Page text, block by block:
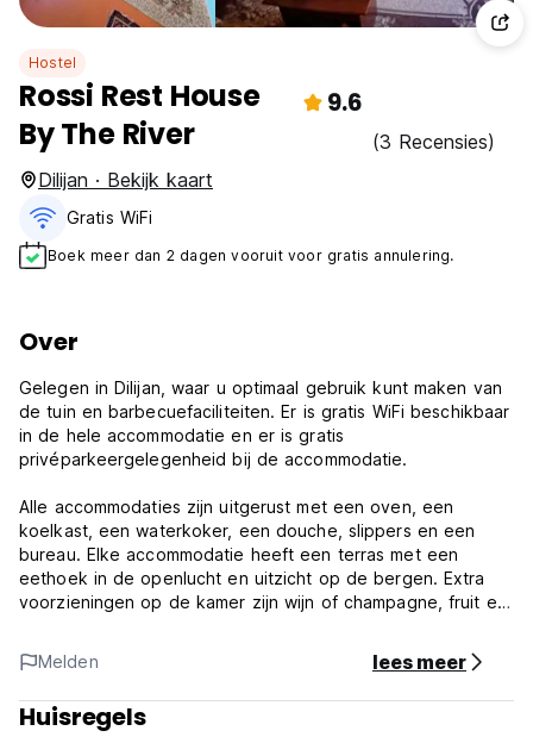
Hostel
Rossi Rest House
By The River
9.6
(3 Recensies)
Dilijan · Bekijk kaart
Gratis WiFi
Boek meer dan 2 dagen vooruit voor gratis annulering.
Over
Gelegen in Dilijan, waar u optimaal gebruik kunt maken van
de tuin en barbecuefaciliteiten. Er is gratis WiFi beschikbaar
in de hele accommodatie en er is gratis
privéparkeergelegenheid bij de accommodatie.
Alle accommodaties zijn uitgerust met een oven, een
koelkast, een waterkoker, een douche, slippers en een
bureau. Elke accommodatie heeft een terras met een
eethoek in de openlucht en uitzicht op de bergen. Extra
voorzieningen op de kamer zijn wijn of champagne, fruit en
U kunt genieten van een à-la-carteontbijt. U bent van harte
welkom om te eten in het gezinsvriendelijke restaurant van
het hotel, dat geopend is voor diner, lunch, brunch en high
Melden lees meer
Huisregels